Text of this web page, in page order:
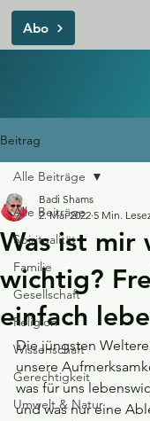
Abo
Beitrag
Alle Beiträge
Spiritualität
Familie
Gesellschaft
Religion
Wissenschaft
Gerechtigkeit
Umwelt & Natur
Alle Beiträge
Was ist mir
wichtig?
einfach
Badi Shams
2. Mai 2022 5 Min.
Die jüngsten
unsere
was für uns
und was nur eine